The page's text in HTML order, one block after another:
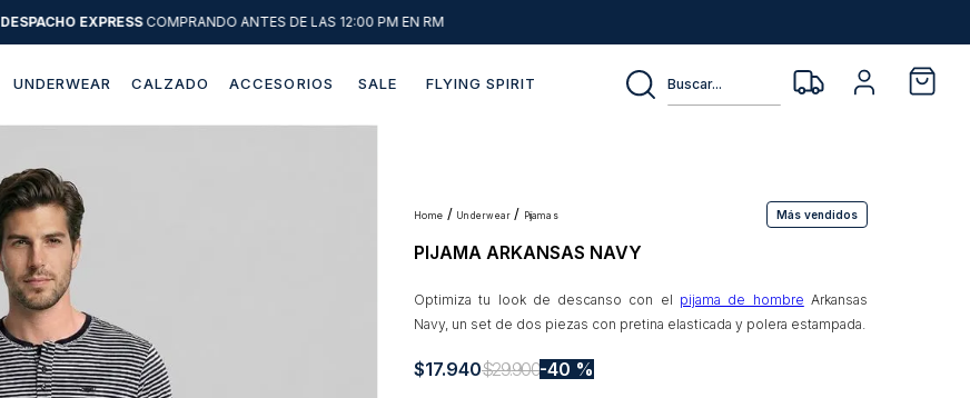
DESPACHO EXPRESSCOMPRANDO ANTES DE LAS 12:00 PM EN RM
UNDERWEAR CALZADO ACCESORIOS SALE FLYING SPIRIT
Buscar...
underwear pijamas Más vendidos
PIJAMA ARKANSAS NAVY
Optimiza tu look de descanso con el pijama de hombre Arkansas
Navy, un set de dos piezas con pretina elasticada y polera estampada.
$17.940$29.900 40 %